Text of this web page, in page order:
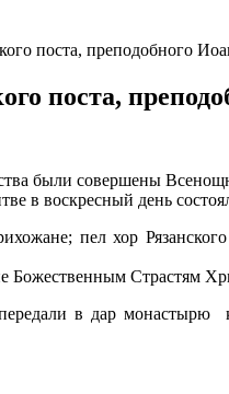
поста, преподобного
поста,
были совершены
в воскресный день
пел хор
Божественным Страстям
в дар